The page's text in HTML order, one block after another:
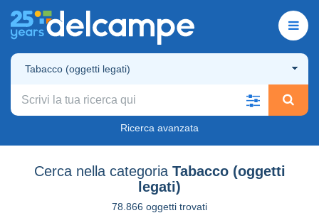
Tabacco (oggetti legati)
Ricerca avanzata
Cerca nella categoria Tabacco (oggetti
legati)
78.866 oggetti trovati